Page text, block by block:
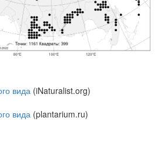
вида (iNaturalist.org)
вида (plantarium.ru)